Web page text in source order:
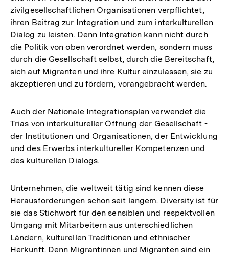
zivilgesellschaftlichen Organisationen verpflichtet,
ihren Beitrag zur Integration und zum interkulturellen
Dialog zu leisten. Denn Integration kann nicht durch
die Politik von oben verordnet werden, sondern muss
durch die Gesellschaft selbst, durch die Bereitschaft,
sich auf Migranten und ihre Kultur einzulassen, sie zu
akzeptieren und zu fördern, vorangebracht werden.
Auch der Nationale Integrationsplan verwendet die
Trias von interkultureller Öffnung der Gesellschaft -
der Institutionen und Organisationen, der Entwicklung
und des Erwerbs interkultureller Kompetenzen und
des kulturellen Dialogs.
Unternehmen, die weltweit tätig sind kennen diese
Herausforderungen schon seit langem. Diversity ist für
sie das Stichwort für den sensiblen und respektvollen
Umgang mit Mitarbeitern aus unterschiedlichen
Ländern, kulturellen Traditionen und ethnischer
Herkunft. Denn Migrantinnen und Migranten sind ein